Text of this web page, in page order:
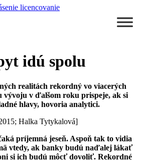
licencovanie
idú spolu
realitách rekordný vo viacerých
vývoju v ďalšom roku prispeje, ak si
hlavy, hovoria analytici.
Halka Tytykalová]
príjemná jeseň. Aspoň tak to vidia
vtedy, ak banky budú naďalej lákať
si ich budú môcť dovoliť. Rekordné